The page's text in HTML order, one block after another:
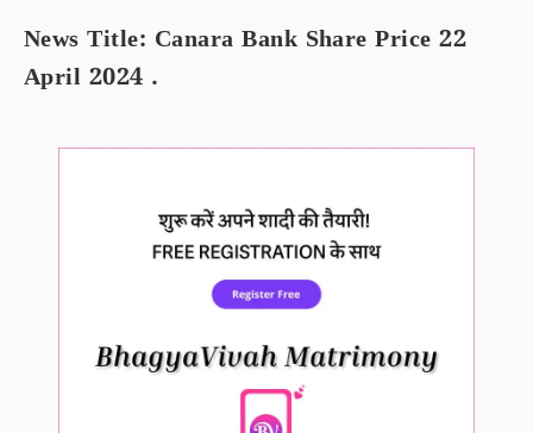
News Title: Canara Bank Share Price 22
April 2024 .